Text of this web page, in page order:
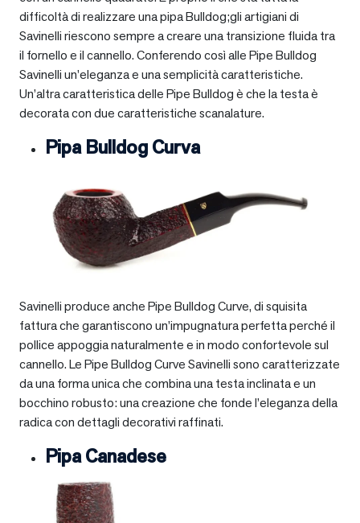
difficoltà di realizzare una pipa Bulldog;gli artigiani di
Savinelli riescono sempre a creare una transizione fluida tra
il fornello e il cannello. Conferendo così alle Pipe Bulldog
Savinelli un’eleganza e una semplicità caratteristiche.
Un’altra caratteristica delle Pipe Bulldog è che la testa è
decorata con due caratteristiche scanalature.
Pipa Bulldog Curva
Savinelli produce anche Pipe Bulldog Curve, di squisita
fattura che garantiscono un’impugnatura perfetta perché il
pollice appoggia naturalmente e in modo confortevole sul
cannello. Le Pipe Bulldog Curve Savinelli sono caratterizzate
da una forma unica che combina una testa inclinata e un
bocchino robusto: una creazione che fonde l’eleganza della
radica con dettagli decorativi raffinati.
Pipa Canadese